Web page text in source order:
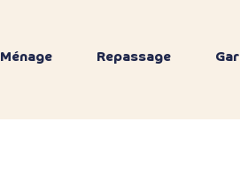
Ménage Repassage